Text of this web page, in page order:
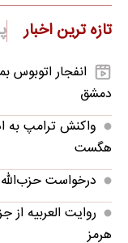
تازه ترین اخبار
انفجار اتوبوس
دمشق
واکنش ترامپ به
هگست
درخواست
روایت العربیه از
هرمز